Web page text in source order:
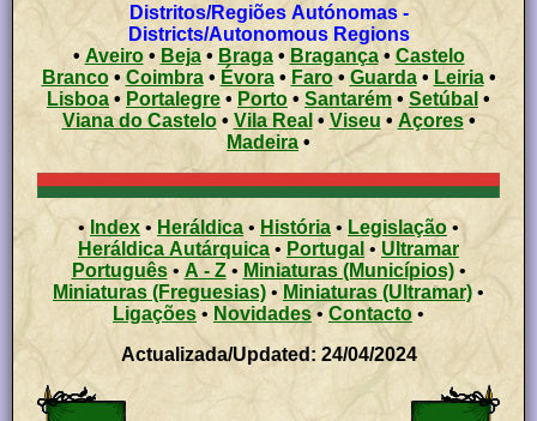
Distritos/Regiões Autónomas -
Districts/Autonomous Regions
• Aveiro• Beja•Braga• Bragança• Castelo
Branco• Coimbra• Évora•Faro• Guarda• Leiria•
Lisboa • Portalegre • Porto • Santarém • Setúbal •
Viana do Castelo• Vila Real • Viseu• Açores •
Madeira •
• Index• Heráldica • História • Legislação •
Heráldica Autárquica • Portugal • Ultramar
Português• A - Z• Miniaturas (Municípios)•
Miniaturas (Freguesias) • Miniaturas (Ultramar)•
Ligações • Novidades • Contacto •
Actualizada/Updated: 24/04/2024